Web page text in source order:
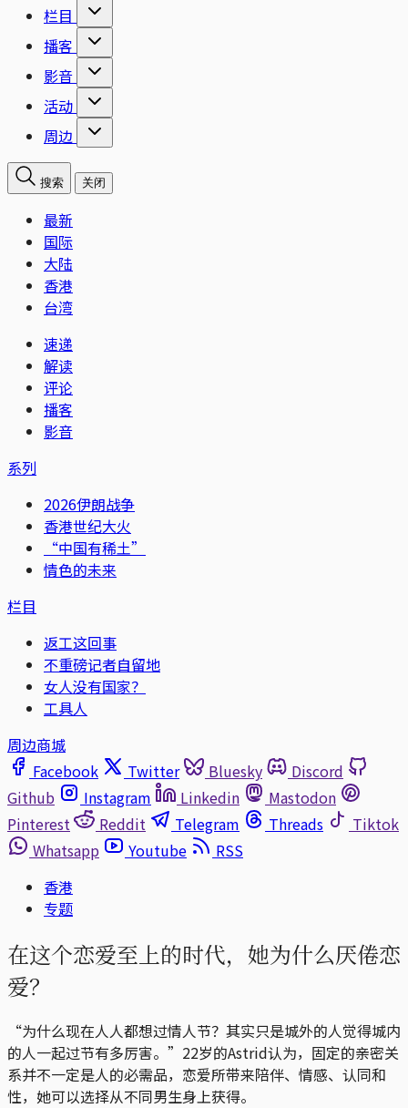
栏目
播客
影音
活动
周边
搜索 关闭
最新
国际
大陆
香港
台湾
速递
解读
评论
播客
影音
系列
2026伊朗战争
香港世纪大火
“中国有稀土”
情色的未来
栏目
返工这回事
不重磅记者自留地
女人没有国家？
工具人
周边商城
Facebook
Twitter Bluesky
Discord
Github
Instagram Linkedin
Mastodon
Pinterest
Reddit Telegram Threads
Tiktok
Whatsapp
Youtube
RSS
香港
专题
在这个恋爱至上的时代，她为什么厌倦恋
爱？
“为什么现在人人都想过情人节？其实只是城外的人觉得城内
的人一起过节有多厉害。”22岁的Astrid认为，固定的亲密关
系并不一定是人的必需品，恋爱所带来陪伴、情感、认同和
性，她可以选择从不同男生身上获得。